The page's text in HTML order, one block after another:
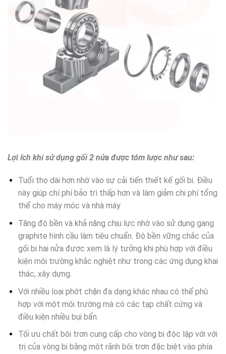
Lợi ích khi sử dụng gối 2 nửa được tóm lược như sau:
Tuổi thọ dài hơn nhờ vào sự cải tiến thiết kế gối bi. Điều
này giúp chí phí bảo trì thấp hơn và làm giảm chi phí tổng
thể cho máy móc và nhà máy
Tăng độ bền và khả năng chịu lực nhờ vào sử dụng gang
graphite hình cầu làm tiêu chuẩn. Độ bền vững chắc của
gối bi hai nửa được xem là lý tưởng khi phù hợp với điều
kiện môi trường khắc nghiệt như trong các ứng dụng khai
thác, xây dựng.
Với nhiều loại phớt chặn đa dạng khác nhau có thể phù
hợp với một môi trường mà có các tạp chất cứng và
điều kiện nhiều bụi bẩn.
Tối ưu chất bôi trơn cung cấp cho vòng bi độc lập với với
trị của vòng bi bằng một rãnh bôi trơn đặc biệt vào phía